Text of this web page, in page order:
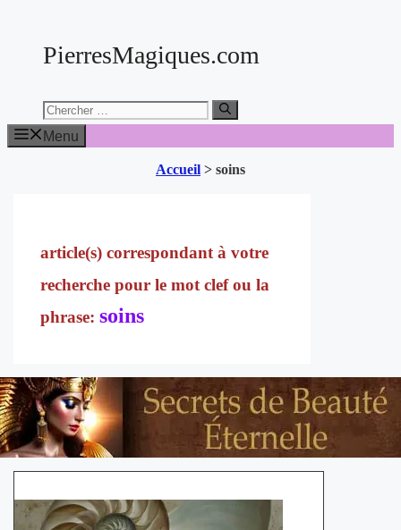
contenuPierresMagiques.com
Chercher:
Menu
Accueil > soins
soins